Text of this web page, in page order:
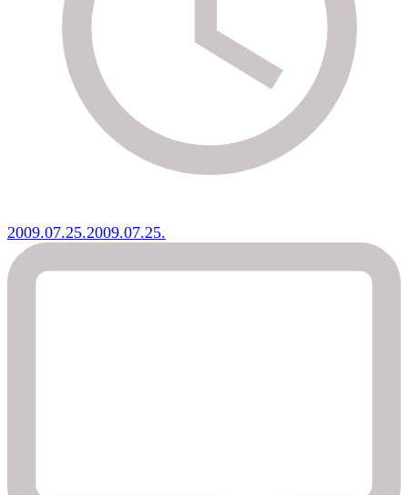
2009.07.25.2009.07.25.